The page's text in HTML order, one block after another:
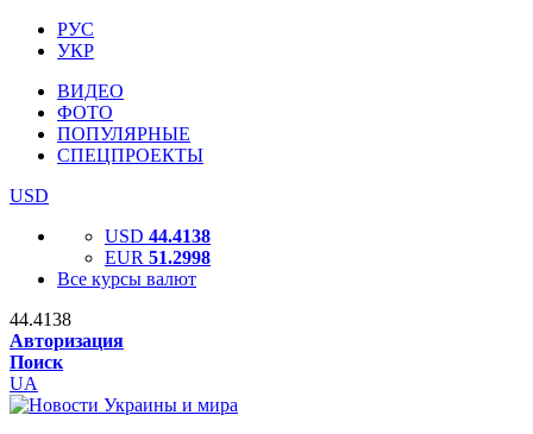
РУС
УКР
ВИДЕО
ФОТО
ПОПУЛЯРНЫЕ
СПЕЦПРОЕКТЫ
USD
USD 44.4138
EUR 51.2998
Все курсы валют
44.4138
Авторизация
Поиск
UA